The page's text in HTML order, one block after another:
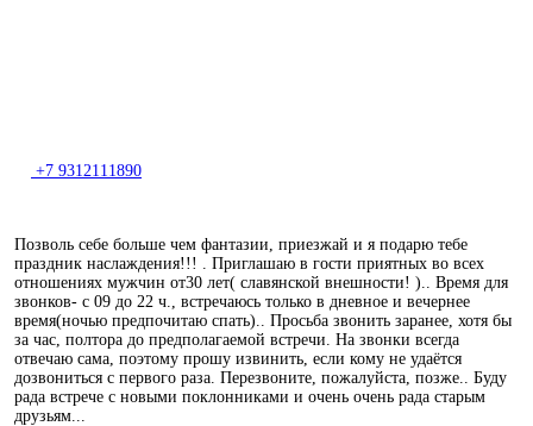
+7 9312111890
Позволь себе больше чем фантазии, приезжай и я подарю тебе
праздник наслаждения!!! . Приглашаю в гости приятных во всех
отношениях мужчин от30 лет( славянской внешности! ).. Время для
звонков- с 09 до 22 ч., встречаюсь только в дневное и вечернее
время(ночью предпочитаю спать).. Просьба звонить заранее, хотя бы
за час, полтора до предполагаемой встречи. На звонки всегда
отвечаю сама, поэтому прошу извинить, если кому не удаётся
дозвониться с первого раза. Перезвоните, пожалуйста, позже.. Буду
рада встрече с новыми поклонниками и очень очень рада старым
друзьям...